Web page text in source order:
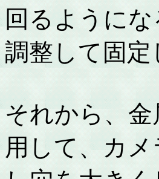
回るように
調整して固定
それから、
用して、カ